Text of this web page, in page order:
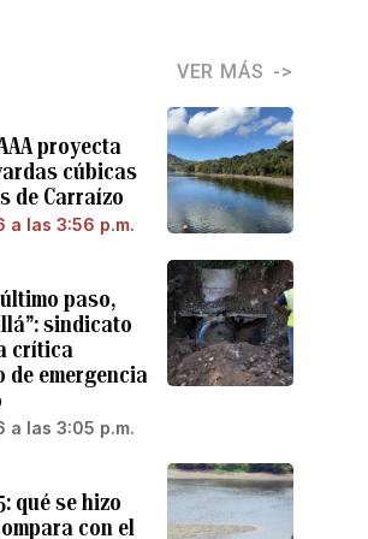
VER MÁS
proyecta
cúbicas
de Carraízo
a las 3:56 p.m.
paso,
sindicato
crítica
de emergencia
a las 3:05 p.m.
qué se hizo
con el